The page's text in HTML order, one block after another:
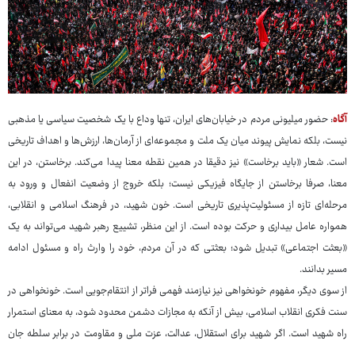
آگاه: حضور میلیونی مردم در خیابان‌های ایران، تنها وداع با یک شخصیت سیاسی یا مذهبی
نیست، بلکه نمایش پیوند میان یک ملت و مجموعه‌ای از آرمان‌ها، ارزش‌ها و اهداف تاریخی
است. شعار «باید برخاست» نیز دقیقا در همین نقطه معنا پیدا می‌کند. برخاستن، در این
معنا، صرفا برخاستن از جایگاه فیزیکی نیست؛ بلکه خروج از وضعیت انفعال و ورود به
مرحله‌ای تازه از مسئولیت‌پذیری تاریخی است. خون شهید، در فرهنگ اسلامی و انقلابی،
همواره عامل بیداری و حرکت بوده است. از این منظر، تشییع رهبر شهید می‌تواند به یک
«بعثت اجتماعی» تبدیل شود؛ بعثتی که در آن مردم، خود را وارث راه و مسئول ادامه
مسیر بدانند.
از سوی دیگر، مفهوم خونخواهی نیز نیازمند فهمی فراتر از انتقام‌جویی است. خونخواهی در
سنت فکری انقلاب اسلامی، بیش از آنکه به مجازات دشمن محدود شود، به معنای استمرار
راه شهید است. اگر شهید برای استقلال، عدالت، عزت ملی و مقاومت در برابر سلطه جان